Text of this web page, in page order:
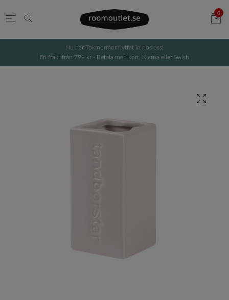
0
Nu har Tokmormor flyttat in hos oss!
Fri frakt från 799 kr - Betala med kort, Klarna eller Swish